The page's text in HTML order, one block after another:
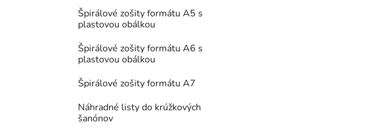
Špirálové zošity formátu A5 s
plastovou obálkou
Špirálové zošity formátu A6 s
plastovou obálkou
Špirálové zošity formátu A7
Náhradné listy do krúžkových
šanónov